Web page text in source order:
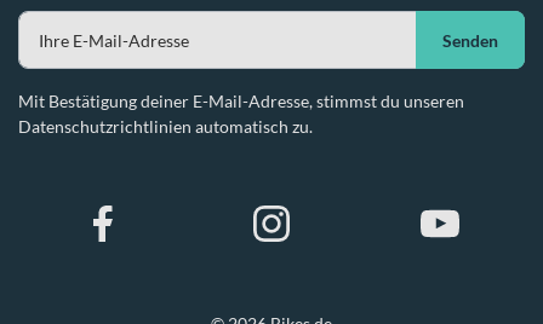
Senden
Mit Bestätigung deiner E-Mail-Adresse, stimmst du unseren
Datenschutzrichtlinien automatisch zu.